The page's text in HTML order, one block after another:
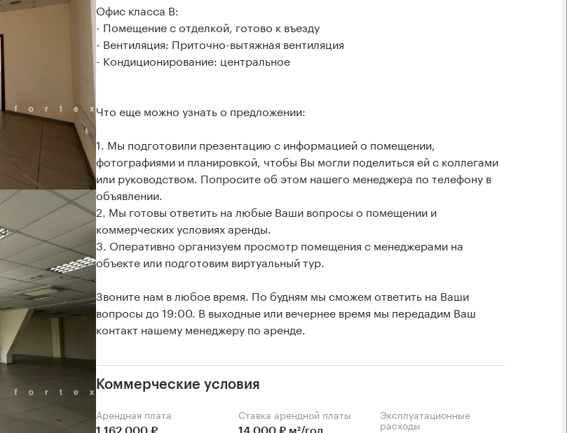
Офис класса B:
- Помещение с отделкой, готово к въезду
- Вентиляция: Приточно-вытяжная вентиляция
- Кондиционирование: центральное
Что еще можно узнать о предложении:
1. Мы подготовили презентацию с информацией о помещении,
фотографиями и планировкой, чтобы Вы могли поделиться ей с коллегами
или руководством. Попросите об этом нашего менеджера по телефону в
объявлении.
2. Мы готовы ответить на любые Ваши вопросы о помещении и
коммерческих условиях аренды.
3. Оперативно организуем просмотр помещения с менеджерами на
объекте или подготовим виртуальный тур.
Звоните нам в любое время. По будням мы сможем ответить на Ваши
вопросы до 19:00. В выходные или вечернее время мы передадим Ваш
контакт нашему менеджеру по аренде.
Коммерческие условия
Арендная плата Ставка арендной платы Эксплуатационные
расходы